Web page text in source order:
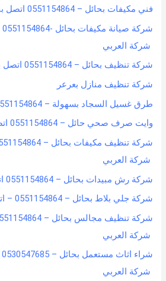
r
:
فني مكيفات بحائل – 0551154864 اتصل بنا – شركة العربي
شركة العربي
شركة تنظيف بحائل – 0551154864 اتصل بنا – شركة العربي
شركة تنظيف منازل بعرعر
طرق غسيل السجاد بسهولة – 0551154864- شركة العربي
وايت صرف صحي حائل – 0551154864 اتصل بنا – شركة العربي
شركة العربي
شركة رش مبيدات بحائل – 0551154864 اتصل بنا – شركة العربي
شركة جلي بلاط بحائل – 0551154864 – اتصل بنا – شركة العربي
شركة العربي
شركة العربي